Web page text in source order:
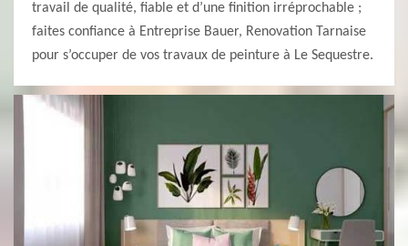
travail de qualité, fiable et d’une finition irréprochable ;
faites confiance à Entreprise Bauer, Renovation Tarnaise
pour s’occuper de vos travaux de peinture à Le Sequestre.